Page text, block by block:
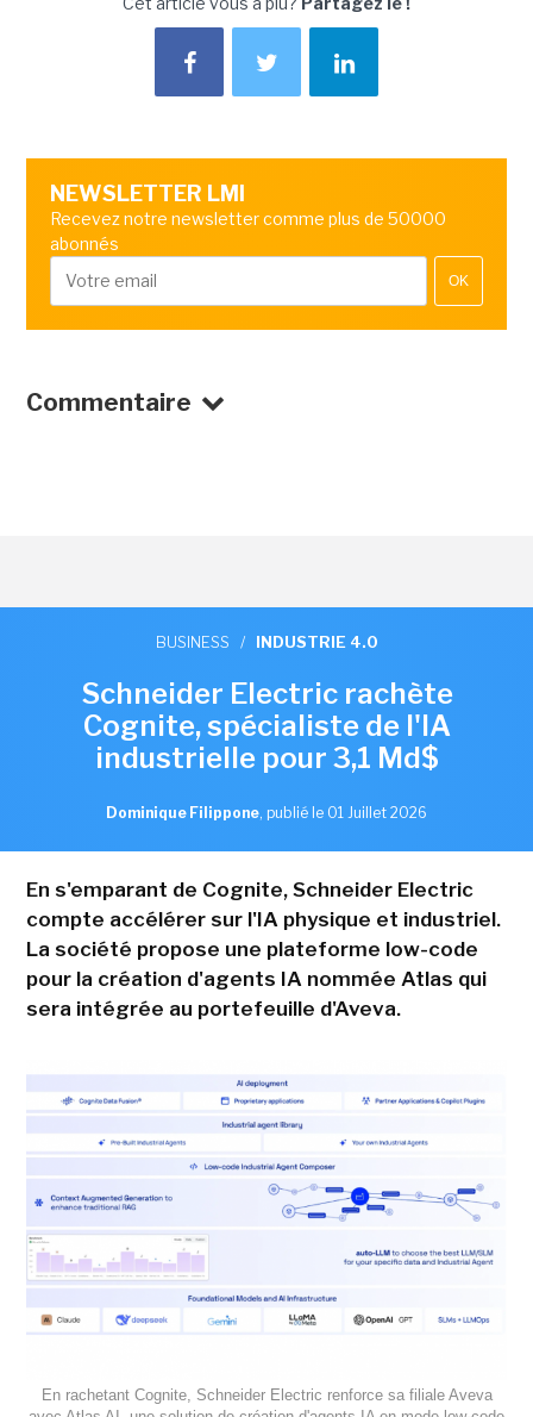
NEWSLETTER LMI
Recevez notre newsletter comme plus de 50000
abonnés
OK
Commentaire
BUSINESS / INDUSTRIE 4.0
Schneider Electric rachète
Cognite, spécialiste de l'IA
industrielle pour 3,1 Md$
Dominique Filippone, publié le 01 Juillet 2026
En s'emparant de Cognite, Schneider Electric
compte accélérer sur l'IA physique et industriel.
La société propose une plateforme low-code
pour la création d'agents IA nommée Atlas qui
sera intégrée au portefeuille d'Aveva.
En rachetant Cognite, Schneider Electric renforce sa filiale Aveva